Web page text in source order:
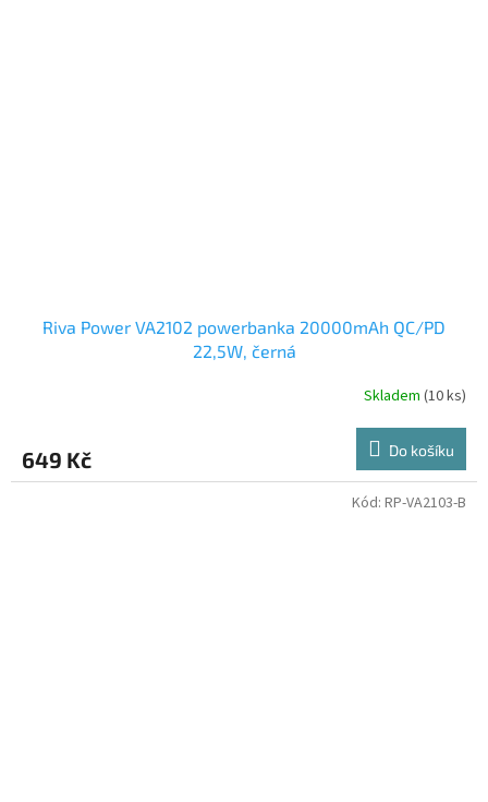
Riva Power VA2102 powerbanka 20000mAh QC/PD
22,5W, černá
Skladem (10 ks)
649 Kč Do košíku
Kód: RP-VA2103-B